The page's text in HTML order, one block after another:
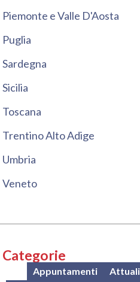
Piemonte e Valle D'Aosta
Puglia
Sardegna
Sicilia
Toscana
Trentino Alto Adige
Umbria
Veneto
Categorie
Appuntamenti